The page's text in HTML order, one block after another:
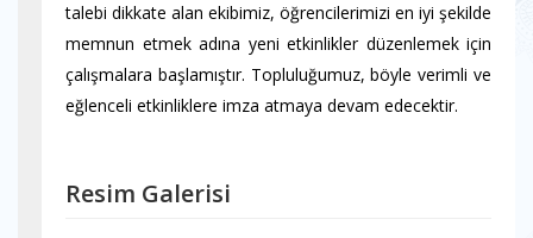
talebi dikkate alan ekibimiz, öğrencilerimizi en iyi şekilde
memnun etmek adına yeni etkinlikler düzenlemek için
çalışmalara başlamıştır. Topluluğumuz, böyle verimli ve
eğlenceli etkinliklere imza atmaya devam edecektir.
Resim Galerisi